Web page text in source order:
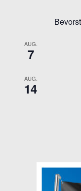
AUG.
7
AUG.
14